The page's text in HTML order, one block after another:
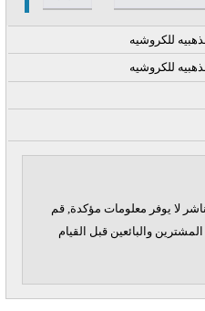
للكروشيه
للكروشيه
لا يوفر معلومات مؤكدة, قم
والبائعين قبل القيام